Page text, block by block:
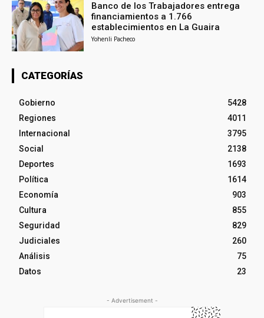
Banco de los Trabajadores entrega
financiamientos a 1.766
establecimientos en La Guaira
Yohenli Pacheco
CATEGORÍAS
Gobierno
5428
Regiones
4011
Internacional
3795
Social
2138
Deportes
1693
Política
1614
Economía
903
Cultura
855
Seguridad
829
Judiciales
260
Análisis
75
Datos
23
- Advertisement -